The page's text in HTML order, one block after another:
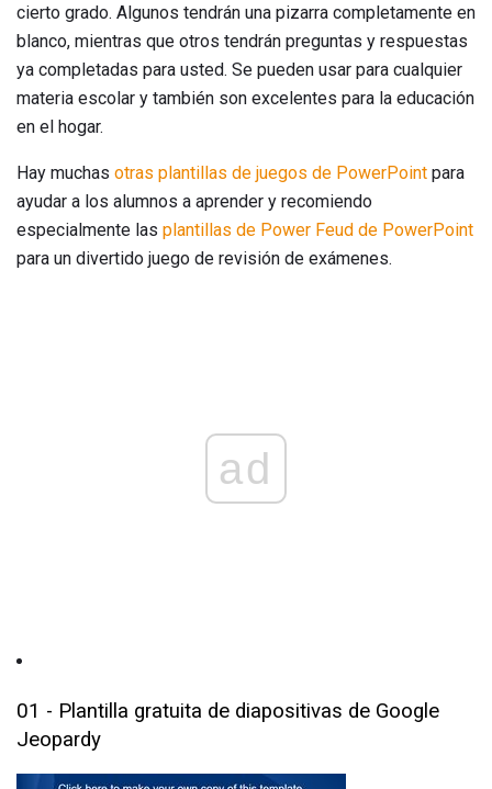
cierto grado. Algunos tendrán una pizarra completamente en
blanco, mientras que otros tendrán preguntas y respuestas
ya completadas para usted. Se pueden usar para cualquier
materia escolar y también son excelentes para la educación
en el hogar.
Hay muchas otras plantillas de juegos de PowerPoint para
ayudar a los alumnos a aprender y recomiendo
especialmente las plantillas de Power Feud de PowerPoint
para un divertido juego de revisión de exámenes.
ad
01 - Plantilla gratuita de diapositivas de Google
Jeopardy